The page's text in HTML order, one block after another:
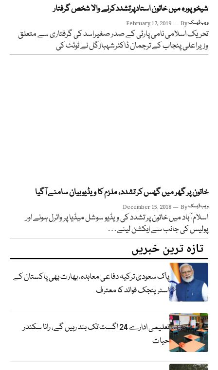
شیخوپورہ میں خاتون استادپرتشددکرنے والا شخص گرفتار
February 17, 2019 Byویب ڈیسک
تحریک اسلامی نامی پارٹی کے صدر صغیراسد کی گرفتاری سے متعلق
وزیراعلی پنجاب کے ترجمان ڈاکٹرشہبازگل نے ٹوئٹ کی
خاتون پر گھر میں گھس کر تشدد، ملزم کا ویڈیو بیان سامنے آگیا
December 15, 2018 Byویب ڈیسک
اسلام آباد میں خاتون پر تشدد کی ویڈیو سوشل میڈیا پر وائرل ہونے اور
پولیس کی جانب سے ایکشن لینے…
تازہ ترین خبریں
پاک سعودی ترکیہ دفاعی معاہدہ، بھارت بھی پاکستان کے
اسٹریٹجک فوائد کا معترف
تعلیمی ادارے 24 اگست تک بند رہیں گے، رانا سکندر
حیات